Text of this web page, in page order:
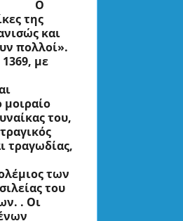
Ο
της
και
πολλοί».
με
μοιραίο
του,
τραγωδίας,
των
του
. Οι